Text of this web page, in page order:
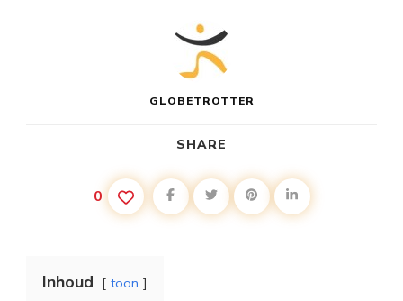
GLOBETROTTER
SHARE
0
Inhoud toon